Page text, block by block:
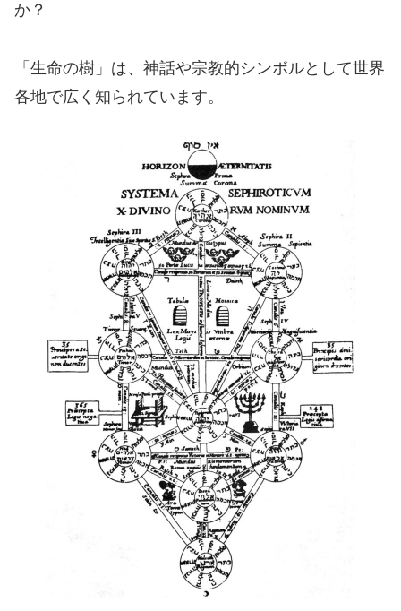
か？
「生命の樹」は、神話や宗教的シンボルとして世界
各地で広く知られています。